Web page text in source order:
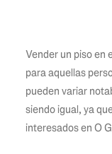
Vender un piso en
para aquellas
pueden variar
siendo igual, ya
interesados en O